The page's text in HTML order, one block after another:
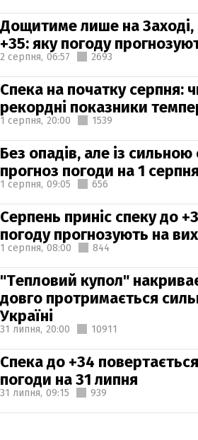
Дощитиме лише на Заході,
+35: яку погоду
2 серпня, 06:57 2693
Спека на початку серпня:
рекордні показники
1 серпня, 20:00 1539
Без опадів, але із
прогноз погоди на 1 серпня
1 серпня, 09:05 656
Серпень приніс спеку до
погоду прогнозують на
1 серпня, 08:00 844
"Тепловий купол"
довго протримається
Україні
31 липня, 20:00 10911
Спека до +34
погоди на 31 липня
31 липня, 09:15 939